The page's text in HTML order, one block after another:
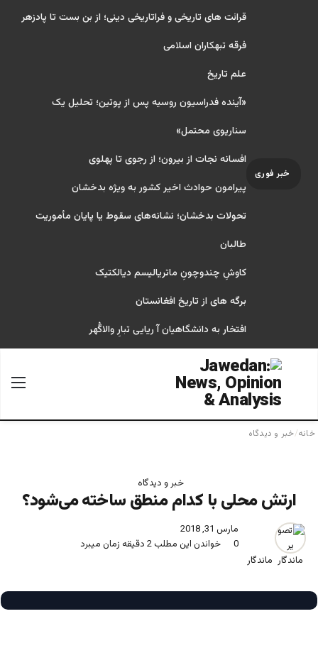
خبر فوری
قرائت های تاریخی و فراتاریخی دینی؛ از بن بست تا پادزهر
فرقه تبهکاران اسلامی
علم تاریخ
«آینده فدراسیون روسیه پس از پوتین؛ تحلیل یک
سناریوی محتمل»
افسانه نجات از بیرون؛ از رجوی تا پهلوی
پیرامون حوادث اخیر کشور به ویژه بدخشان
تحولات بدخشان؛ نشانه‌های سقوط یا پایان مأموریت
طالبان
کاوشِ چندو‌چونِ ماتریالیسم دیالکتیک
برگه های از تاریخ افغانستان
افتخار به دانشگاهیان آ ریایی تبارِ والاگُهر
جستجو برای
خانه/خبر و دیدگاه
خبر و دیدگاه
ارتش محلی با کدام منطق ساخته می‌شود؟
ماندگار
مارس 31, 2018
0
خواندن این مطلب 2 دقیقه زمان میبرد